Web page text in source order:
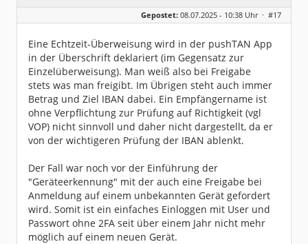
Geschlecht:
keine Angabe
Dabei seit:
04 / 2012
Gepostet: 08.07.2025 - 10:38 Uhr · #17
Eine Echtzeit-Überweisung wird in der pushTAN App
in der Überschrift deklariert (im Gegensatz zur
Einzelüberweisung). Man weiß also bei Freigabe
stets was man freigibt. Im Übrigen steht auch immer
Betrag und Ziel IBAN dabei. Ein Empfängername ist
ohne Verpflichtung zur Prüfung auf Richtigkeit (vgl
VOP) nicht sinnvoll und daher nicht dargestellt, da er
von der wichtigeren Prüfung der IBAN ablenkt.
Der Fall war noch vor der Einführung der
"Geräteerkennung" mit der auch eine Freigabe bei
Anmeldung auf einem unbekannten Gerät gefordert
wird. Somit ist ein einfaches Einloggen mit User und
Passwort ohne 2FA seit über einem Jahr nicht mehr
möglich auf einem neuen Gerät.